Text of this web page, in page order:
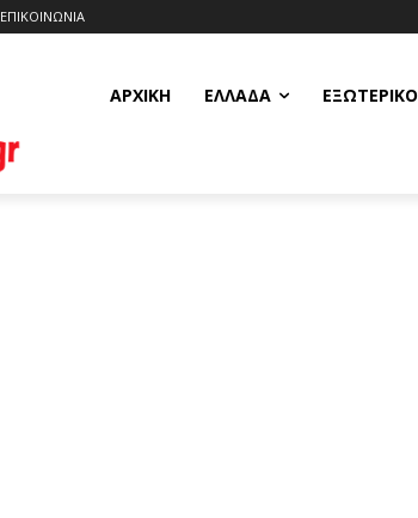
ΕΠΙΚΟΙΝΩΝΙΑ
ΑΡΧΙΚΗ ΕΛΛΆΔΑ ΕΞΩΤΕΡΙΚΌ